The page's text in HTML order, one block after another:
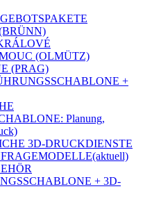
(OLMÜTZ)
(PRAG)
+
Planung,
3D-DRUCKDIENSTE
(aktuell)
+ 3D-